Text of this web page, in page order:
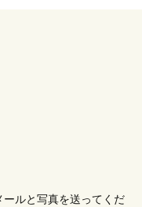
ルと写真を送ってくだ